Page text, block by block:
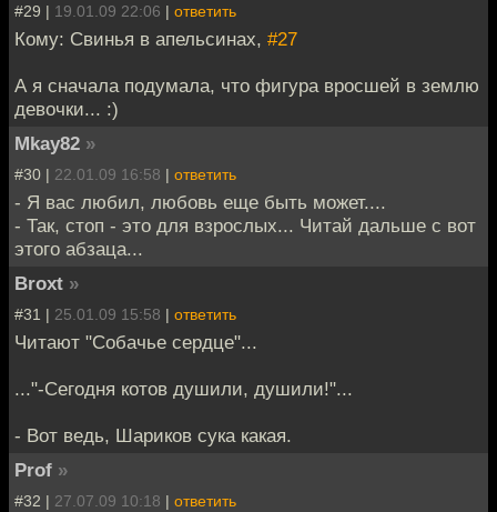
#29 | 19.01.09 22:06 | ответить
Кому: Свинья в апельсинах, #27
А я сначала подумала, что фигура вросшей в землю
девочки... :)
Mkay82 »
#30 | 22.01.09 16:58 | ответить
- Я вас любил, любовь еще быть может....
- Так, стоп - это для взрослых... Читай дальше с вот
этого абзаца...
Broxt »
#31 | 25.01.09 15:58 | ответить
Читают "Собачье сердце"...
..."-Сегодня котов душили, душили!"...
- Вот ведь, Шариков сука какая.
Prof »
#32 | 27.07.09 10:18 | ответить